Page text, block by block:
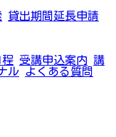
貸出期間延長申請
程 受講申込案内 講
ル よくある質問